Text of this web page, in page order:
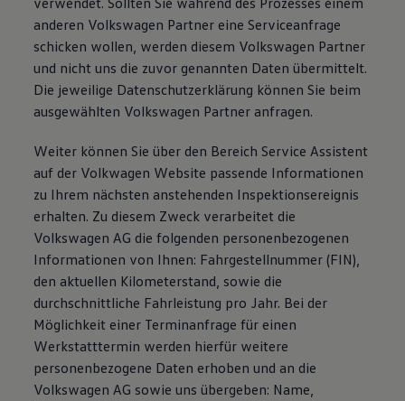
anderen Volkswagen Partner eine Serviceanfrage
schicken wollen, werden diesem Volkswagen Partner
und nicht uns die zuvor genannten Daten übermittelt.
Die jeweilige Datenschutzerklärung können Sie beim
ausgewählten Volkswagen Partner anfragen.
Weiter können Sie über den Bereich Service Assistent
auf der Volkwagen Website passende Informationen
zu Ihrem nächsten anstehenden Inspektionsereignis
erhalten. Zu diesem Zweck verarbeitet die
Volkswagen AG die folgenden personenbezogenen
Informationen von Ihnen: Fahrgestellnummer (FIN),
den aktuellen Kilometerstand, sowie die
durchschnittliche Fahrleistung pro Jahr. Bei der
Möglichkeit einer Terminanfrage für einen
Werkstatttermin werden hierfür weitere
personenbezogene Daten erhoben und an die
Volkswagen AG sowie uns übergeben: Name,